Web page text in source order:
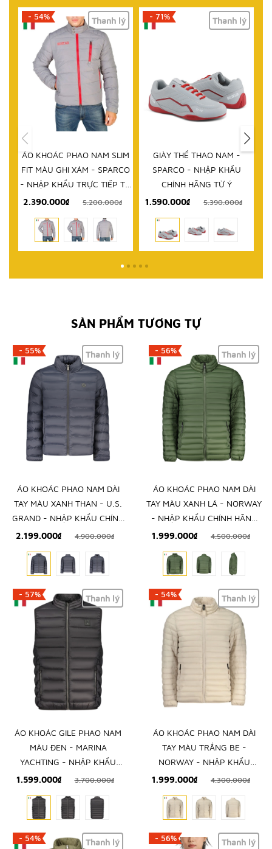
- 71% Thanh lý
GIÀY THỂ THAO NAM -
SPARCO - NHẬP KHẨU
CHÍNH HÃNG TỪ Ý
1.590.000₫
5.390.000₫
- 61% Thanh lý
DÉP NAM - SPARCO - NHẬP
KHẨU CHÍNH HÃNG TỪ Ý
999.000₫ 2.580.000₫
SẢN PHẨM TƯƠNG TỰ
- 55% Thanh lý
ÁO KHOÁC PHAO NAM DÀI
TAY MÀU XANH THAN - U.S.
GRAND - NHẬP KHẨU CHÍNH
HÃNG TỪ Ý
2.199.000₫ 4.900.000₫
- 56% Thanh lý
ÁO KHOÁC PHAO NAM DÀI
TAY MÀU XANH LÁ - NORWAY
- NHẬP KHẨU CHÍNH HÃNG
TỪ Ý
1.999.000₫ 4.500.000₫
- 57% Thanh lý
ÁO KHOÁC GILE PHAO NAM
MÀU ĐEN - MARINA
YACHTING - NHẬP KHẨU
CHÍNH HÃNG TỪ Ý
1.599.000₫ 3.700.000₫
- 54% Thanh lý
ÁO KHOÁC PHAO NAM DÀI
TAY MÀU TRẮNG BE -
NORWAY - NHẬP KHẨU
CHÍNH HÃNG TỪ Ý
1.999.000₫ 4.300.000₫
- 54% Thanh lý - 56% Thanh lý